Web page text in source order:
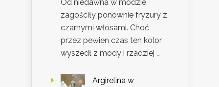
Od niedawna w modzie
zagościły ponownie fryzury z
czarnymi włosami. Choć
przez pewien czas ten kolor
wyszedł z mody i rzadziej …
Argirelina w